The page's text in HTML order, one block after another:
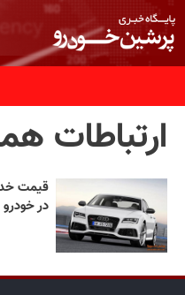
ارتباطات
قیمت
در خودرو